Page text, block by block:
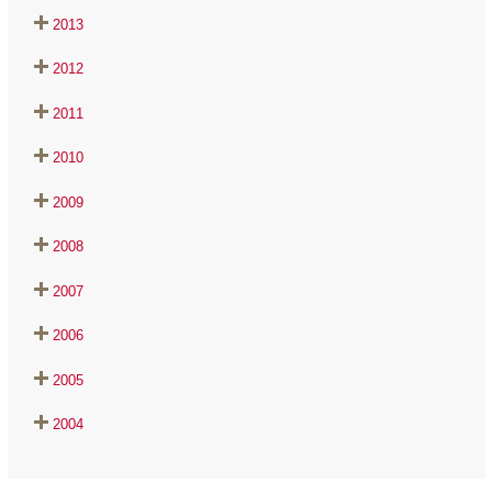
2013
2012
2011
2010
2009
2008
2007
2006
2005
2004